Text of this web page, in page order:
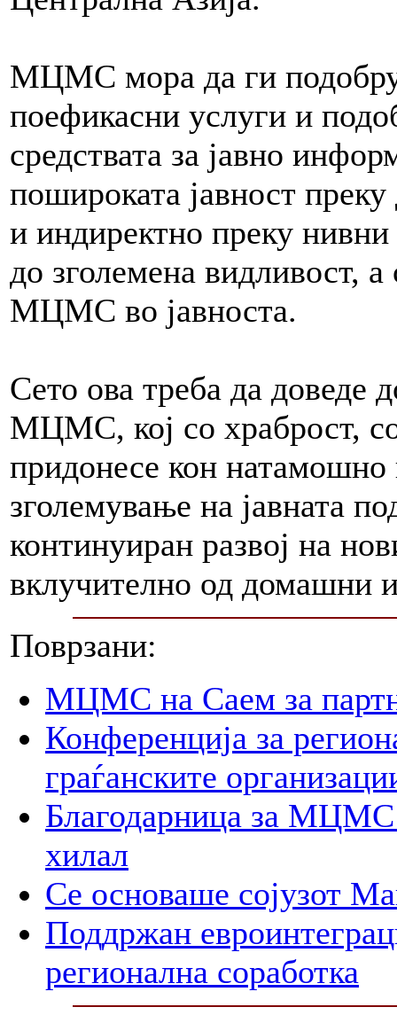
МЦМС мора да ги
поефикасни услуги и
средствата за јавно
пошироката јавност
и индиректно преку
до зголемена видливост,
МЦМС во јавноста.
Сето ова треба да доведе
МЦМС, кој со храброст,
придонесе кон
зголемување на јавната
континуиран развој на
вклучително од домашни
Поврзани:
МЦМС на Саем за
Конференција за
граѓанските
Благодарница за МЦМС
хилал
Се основаше сојузот
Поддржан
регионална соработка